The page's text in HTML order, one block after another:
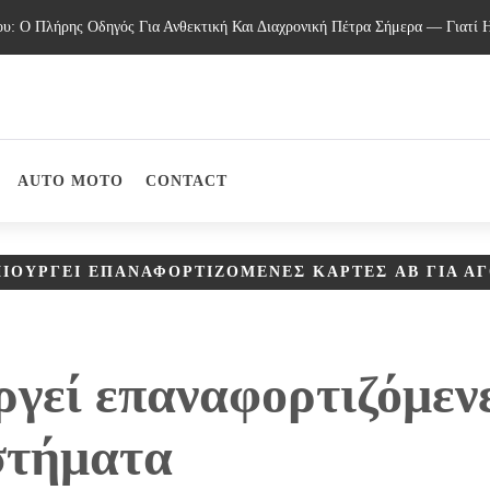
Πλήρης Οδηγός Για Ανθεκτική Και Διαχρονική Πέτρα Σήμερα — Γιατί Η
AUTO MOTO CONTACT
ΕΠΑΝΑΦΟΡΤΙΖΌΜΕΝΕΣ ΚΆΡΤΕΣ AB ΓΙΑ